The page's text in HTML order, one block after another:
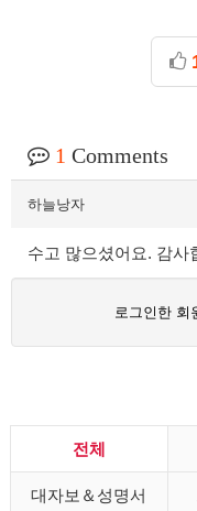
1 Comments
하늘낭자
수고 많으셨어요. 감사
로그인한 회
전체
대자보＆성명서